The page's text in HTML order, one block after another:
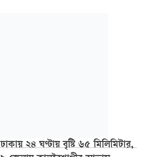
ঢাকায় ২৪ ঘণ্টায় বৃষ্টি ৬৫ মিলিমিটার,